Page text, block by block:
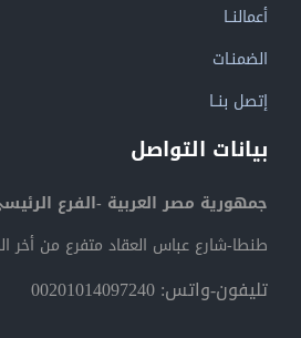
أعمالنــا
الضمنـات
إتصل بنــا
بيانات التواصل
جمهورية مصر العربية -الفرع
طنطا-شارع عباس العقاد متفرع من أخر
تليفون-واتس: 00201014097240